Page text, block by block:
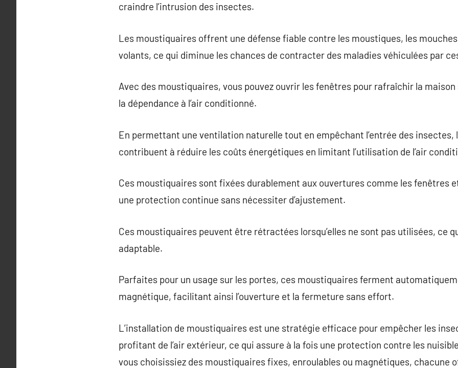
craindre l’intrusion des insectes.
Les moustiquaires offrent une défense fiable contre les moustiques, les
volants, ce qui diminue les chances de contracter des maladies véhiculées par
Avec des moustiquaires, vous pouvez ouvrir les fenêtres pour rafraîchir la
la dépendance à l’air conditionné.
En permettant une ventilation naturelle tout en empêchant l’entrée des
contribuent à réduire les coûts énergétiques en limitant l’utilisation de l’air
Ces moustiquaires sont fixées durablement aux ouvertures comme les fenêtres
une protection continue sans nécessiter d’ajustement.
Ces moustiquaires peuvent être rétractées lorsqu’elles ne sont pas utilisées, ce
adaptable.
Parfaites pour un usage sur les portes, ces moustiquaires ferment
magnétique, facilitant ainsi l’ouverture et la fermeture sans effort.
L’installation de moustiquaires est une stratégie efficace pour empêcher les
profitant de l’air extérieur, ce qui assure à la fois une protection contre les
vous choisissiez des moustiquaires fixes, enroulables ou magnétiques, chacune